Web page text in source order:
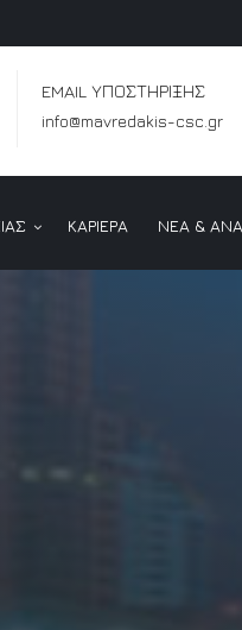
EMAIL ΥΠΟΣΤΗΡΙΞΗΣ
info@mavredakis-csc.gr
ΚΑΡΙΕΡΑ ΝΕΑ &